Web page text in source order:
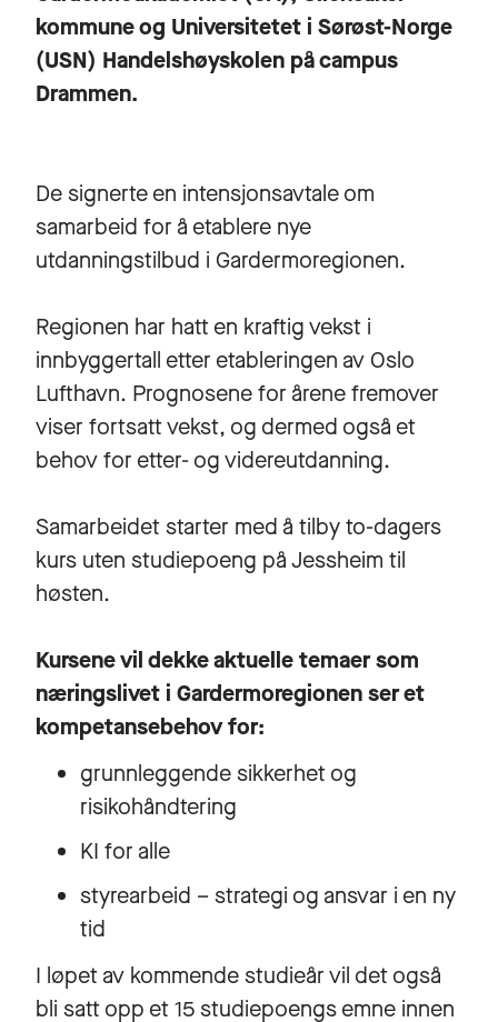
kommune og Universitetet i Sørøst-Norge
(USN) Handelshøyskolen på campus
Drammen.
De signerte en intensjonsavtale om
samarbeid for å etablere nye
utdanningstilbud i Gardermoregionen.
Regionen har hatt en kraftig vekst i
innbyggertall etter etableringen av Oslo
Lufthavn. Prognosene for årene fremover
viser fortsatt vekst, og dermed også et
behov for etter- og videreutdanning.
Samarbeidet starter med å tilby to-dagers
kurs uten studiepoeng på Jessheim til
høsten.
Kursene vil dekke aktuelle temaer som
næringslivet i Gardermoregionen ser et
kompetansebehov for:
grunnleggende sikkerhet og
risikohåndtering
KI for alle
styrearbeid – strategi og ansvar i en ny
tid
I løpet av kommende studieår vil det også
bli satt opp et 15 studiepoengs emne innen